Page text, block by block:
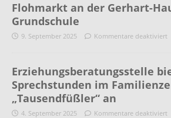
Flohmarkt an der Gerhart-
Grundschule
9. September 2025 Kommentare deaktiviert
Erziehungsberatungsstelle
Sprechstunden im
„Tausendfüßler“ an
4. September 2025 Kommentare deaktiviert